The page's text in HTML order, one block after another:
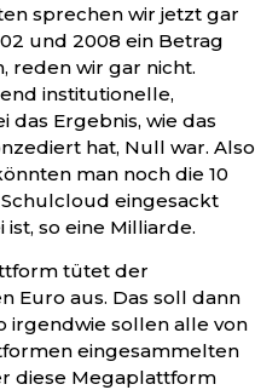
sprechen wir jetzt gar
und 2008 ein Betrag
reden wir gar nicht.
institutionelle,
das Ergebnis, wie das
hat, Null war. Also
man noch die 10
eingesackt
so eine Milliarde.
tütet der
Euro aus. Das soll dann
irgendwie sollen alle von
eingesammelten
diese Megaplattform